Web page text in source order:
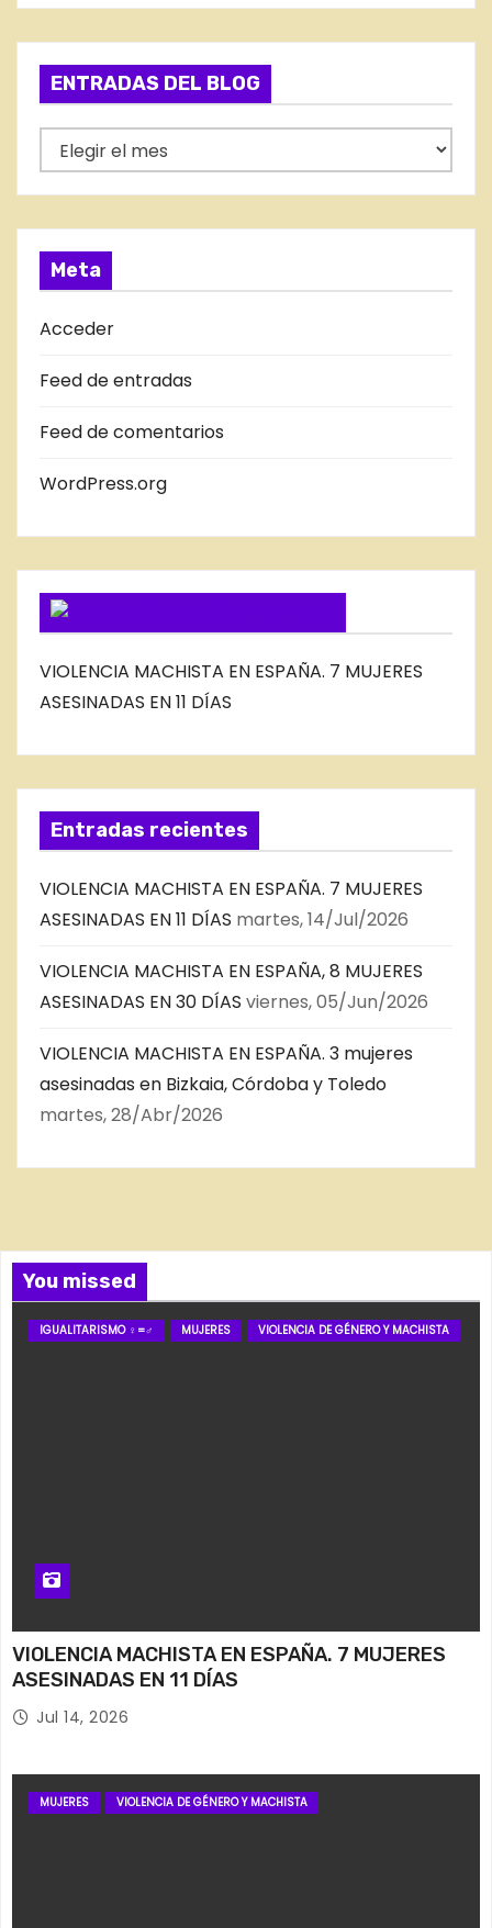
t
e
o
í
a
s
ENTRADAS DEL BLOG
N
T
R
D
A
D
B
O
G
Meta
Acceder
Feed de entradas
Feed de comentarios
WordPress.org
VIOLENCIA MACHISTA EN ESPAÑA. 7 MUJERES
ASESINADAS EN 11 DÍAS
Entradas recientes
VIOLENCIA MACHISTA EN ESPAÑA. 7 MUJERES
ASESINADAS EN 11 DÍAS martes, 14/Jul/2026
VIOLENCIA MACHISTA EN ESPAÑA, 8 MUJERES
ASESINADAS EN 30 DÍAS viernes, 05/Jun/2026
VIOLENCIA MACHISTA EN ESPAÑA. 3 mujeres
asesinadas en Bizkaia, Córdoba y Toledo
martes, 28/Abr/2026
You missed
IGUALITARISMO ♀=♂ MUJERES VIOLENCIA DE GÉNERO Y MACHISTA
VIOLENCIA MACHISTA EN ESPAÑA. 7 MUJERES
ASESINADAS EN 11 DÍAS
Jul 14, 2026
MUJERES VIOLENCIA DE GÉNERO Y MACHISTA